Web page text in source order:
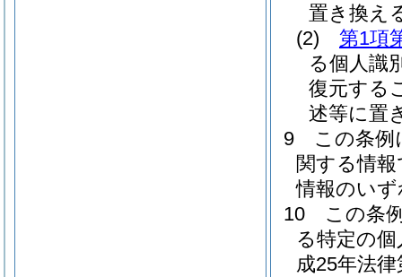
置き換え
(2)
第1項
る個人識
復元する
述等に置
9
この条例
関する情
情報のい
10
この条
る特定の
成25年法